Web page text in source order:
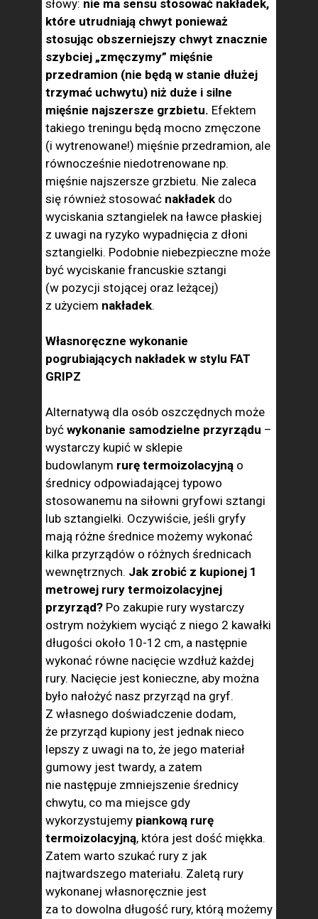
słowy: nie ma sensu stosować nakładek,
które utrudniają chwyt ponieważ
stosując obszerniejszy chwyt znacznie
szybciej „zmęczymy” mięśnie
przedramion (nie będą w stanie dłużej
trzymać uchwytu) niż duże i silne
mięśnie najszersze grzbietu. Efektem
takiego treningu będą mocno zmęczone
(i wytrenowane!) mięśnie przedramion, ale
równocześnie niedotrenowane np.
mięśnie najszersze grzbietu. Nie zaleca
się również stosować nakładek do
wyciskania sztangielek na ławce płaskiej
z uwagi na ryzyko wypadnięcia z dłoni
sztangielki. Podobnie niebezpieczne może
być wyciskanie francuskie sztangi
(w pozycji stojącej oraz leżącej)
z użyciem nakładek.
Własnoręczne wykonanie
pogrubiających nakładek w stylu FAT
GRIPZ
Alternatywą dla osób oszczędnych może
być wykonanie samodzielne przyrządu –
wystarczy kupić w sklepie
budowlanym rurę termoizolacyjną o
średnicy odpowiadającej typowo
stosowanemu na siłowni gryfowi sztangi
lub sztangielki. Oczywiście, jeśli gryfy
mają różne średnice możemy wykonać
kilka przyrządów o różnych średnicach
wewnętrznych. Jak zrobić z kupionej 1
metrowej rury termoizolacyjnej
przyrząd? Po zakupie rury wystarczy
ostrym nożykiem wyciąć z niego 2 kawałki
długości około 10-12 cm, a następnie
wykonać równe nacięcie wzdłuż każdej
rury. Nacięcie jest konieczne, aby można
było nałożyć nasz przyrząd na gryf.
Z własnego doświadczenie dodam,
że przyrząd kupiony jest jednak nieco
lepszy z uwagi na to, że jego materiał
gumowy jest twardy, a zatem
nie następuje zmniejszenie średnicy
chwytu, co ma miejsce gdy
wykorzystujemy piankową rurę
termoizolacyjną, która jest dość miękka.
Zatem warto szukać rury z jak
najtwardszego materiału. Zaletą rury
wykonanej własnoręcznie jest
za to dowolna długość rury, którą możemy